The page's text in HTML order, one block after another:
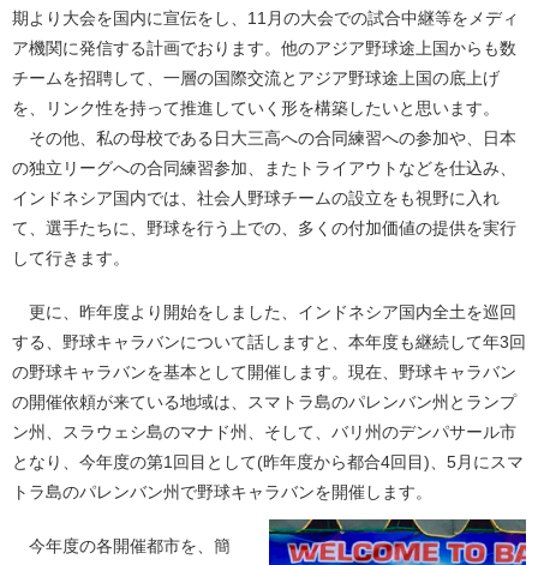
期より大会を国内に宣伝をし、11月の大会での試合中継等をメディ
ア機関に発信する計画でおります。他のアジア野球途上国からも数
チームを招聘して、一層の国際交流とアジア野球途上国の底上げ
を、リンク性を持って推進していく形を構築したいと思います。
その他、私の母校である日大三高への合同練習への参加や、日本
の独立リーグへの合同練習参加、またトライアウトなどを仕込み、
インドネシア国内では、社会人野球チームの設立をも視野に入れ
て、選手たちに、野球を行う上での、多くの付加価値の提供を実行
して行きます。
更に、昨年度より開始をしました、インドネシア国内全土を巡回
する、野球キャラバンについて話しますと、本年度も継続して年3回
の野球キャラバンを基本として開催します。現在、野球キャラバン
の開催依頼が来ている地域は、スマトラ島のパレンバン州とランプ
ン州、スラウェシ島のマナド州、そして、バリ州のデンパサール市
となり、今年度の第1回目として(昨年度から都合4回目)、5月にスマ
トラ島のパレンバン州で野球キャラバンを開催します。
今年度の各開催都市を、簡